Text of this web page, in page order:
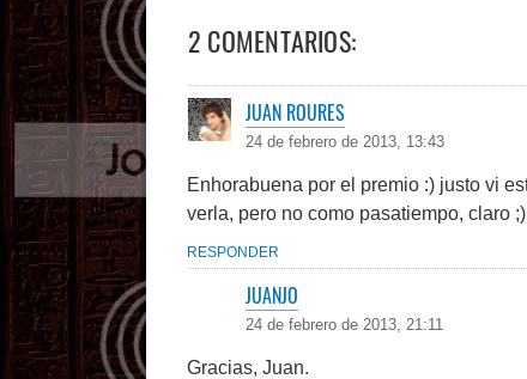
2 COMENTARIOS:
JUAN ROURES
24 de febrero de 2013, 13:43
Enhorabuena por el premio :) justo vi
verla, pero no como pasatiempo, claro
RESPONDER
JUANJO
24 de febrero de 2013, 21:11
Gracias, Juan.